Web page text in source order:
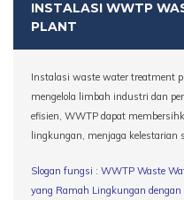
INSTALASI WWTP
PLANT
Instalasi waste water treatment
mengelola limbah industri dan
efisien, WWTP dapat
lingkungan, menjaga
Slogan fungsi : WWTP Waste
yang Ramah Lingkungan